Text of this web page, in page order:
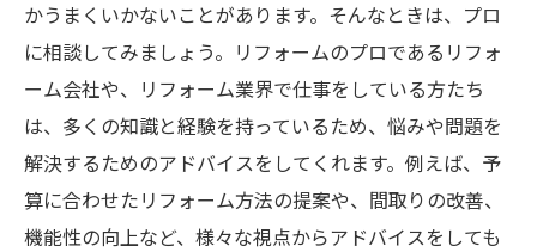
かうまくいかないことがあります。そんなときは、プロ
に相談してみましょう。リフォームのプロであるリフォ
ーム会社や、リフォーム業界で仕事をしている方たち
は、多くの知識と経験を持っているため、悩みや問題を
解決するためのアドバイスをしてくれます。例えば、予
算に合わせたリフォーム方法の提案や、間取りの改善、
機能性の向上など、様々な視点からアドバイスをしても